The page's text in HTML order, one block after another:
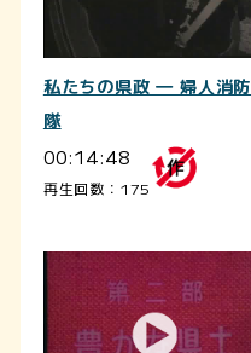
私たちの県政 ― 婦人消防
隊
00:14:48
再生回数：175